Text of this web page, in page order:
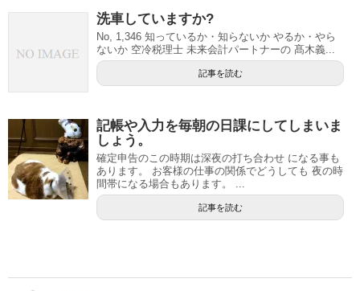
洗車していますか?
No, 1,346 知っているか・知らないか やるか・やら
ないか 空冷税理士 未来会計パートナーの 髙木義...
記事を読む
記帳や入力を毎朝の日課にしてしまいま
しょう。
確定申告のこの時期は深夜の打ち合わせ になる事も
あります。 お客様の仕事の関係でどうしても 夜の時
間帯になる場合もあります。 ...
記事を読む